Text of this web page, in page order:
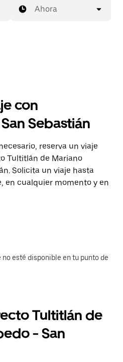
Ahora
con
Sebastián
reserva un viaje
Tultitlán de Mariano
Solicita un viaje hasta
en cualquier momento y en
no esté disponible en tu punto de
Tultitlán de
- San